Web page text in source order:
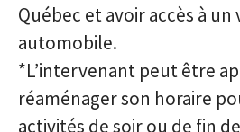
Québec et avoir accès à un
automobile.
*L’intervenant peut être
réaménager son horaire
activités de soir ou de fin